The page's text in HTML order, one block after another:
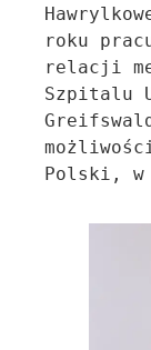
roku
relacji
Szpitalu
Polski, w